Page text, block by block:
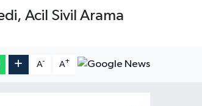
Acil Sivil Arama
A- A+